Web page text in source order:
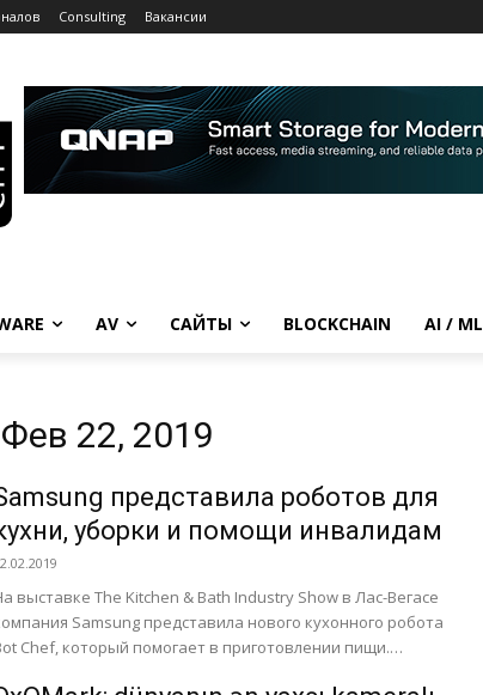
Consulting Вакансии
AV САЙТЫ BLOCKCHAIN AI / ML
22, 2019
представила роботов для
уборки и помощи инвалидам
выставке The Kitchen & Bath Industry Show в Лас-Вегасе
Samsung представила нового кухонного робота
Chef, который помогает в приготовлении пищи.